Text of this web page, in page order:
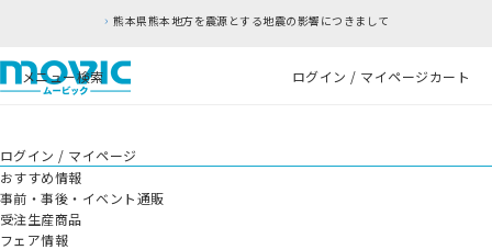
熊本県熊本地方を震源とする地震の影響につきまして
メニュー検索 ログイン / マイページカート
ログイン / マイページ
おすすめ情報
事前・事後・イベント通販
受注生産商品
フェア情報